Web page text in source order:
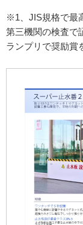
※1、JIS規格で最
第三機関の検査で
ランプリで奨励賞